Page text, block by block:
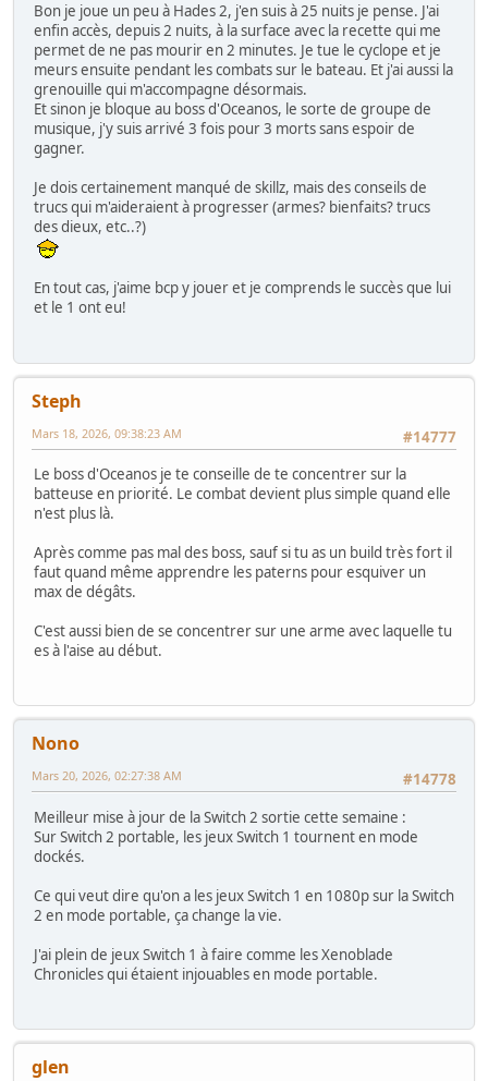
Bon je joue un peu à Hades 2, j'en suis à 25 nuits je pense. J'ai
enfin accès, depuis 2 nuits, à la surface avec la recette qui me
permet de ne pas mourir en 2 minutes. Je tue le cyclope et je
meurs ensuite pendant les combats sur le bateau. Et j'ai aussi la
grenouille qui m'accompagne désormais.
Et sinon je bloque au boss d'Oceanos, le sorte de groupe de
musique, j'y suis arrivé 3 fois pour 3 morts sans espoir de
gagner.
Je dois certainement manqué de skillz, mais des conseils de
trucs qui m'aideraient à progresser (armes? bienfaits? trucs
des dieux, etc..?)
En tout cas, j'aime bcp y jouer et je comprends le succès que lui
et le 1 ont eu!
Steph
#14777
Mars 18, 2026, 09:38:23 AM
Le boss d'Oceanos je te conseille de te concentrer sur la
batteuse en priorité. Le combat devient plus simple quand elle
n'est plus là.
Après comme pas mal des boss, sauf si tu as un build très fort il
faut quand même apprendre les paterns pour esquiver un
max de dégâts.
C'est aussi bien de se concentrer sur une arme avec laquelle tu
es à l'aise au début.
Nono
#14778
Mars 20, 2026, 02:27:38 AM
Meilleur mise à jour de la Switch 2 sortie cette semaine :
Sur Switch 2 portable, les jeux Switch 1 tournent en mode
dockés.
Ce qui veut dire qu'on a les jeux Switch 1 en 1080p sur la Switch
2 en mode portable, ça change la vie.
J'ai plein de jeux Switch 1 à faire comme les Xenoblade
Chronicles qui étaient injouables en mode portable.
glen